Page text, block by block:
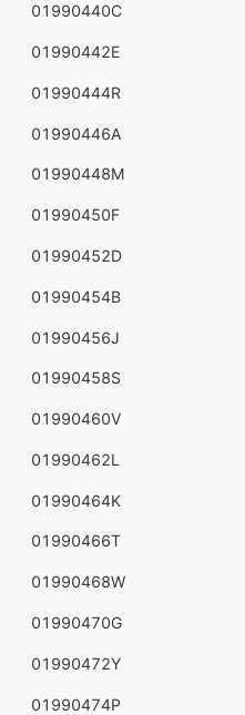
01990440C
01990442E
01990444R
01990446A
01990448M
01990450F
01990452D
01990454B
01990456J
01990458S
01990460V
01990462L
01990464K
01990466T
01990468W
01990470G
01990472Y
01990474P